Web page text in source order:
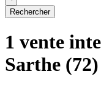
Rechercher
1 vente
Sarthe (72)